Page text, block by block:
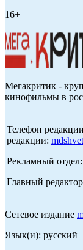
16+
Мегакритик -
кинофильмы в
Телефон
редакции:
Рекламный отдел:
Главный
Сетевое издание
Язык(и): русский